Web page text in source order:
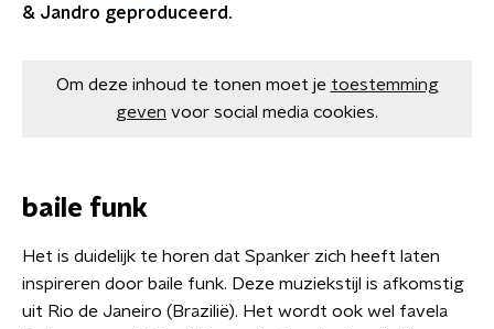
& Jandro geproduceerd.
Om deze inhoud te tonen moet je toestemming
geven voor social media cookies.
baile funk
Het is duidelijk te horen dat Spanker zich heeft laten
inspireren door baile funk. Deze muziekstijl is afkomstig
uit Rio de Janeiro (Brazilië). Het wordt ook wel favela